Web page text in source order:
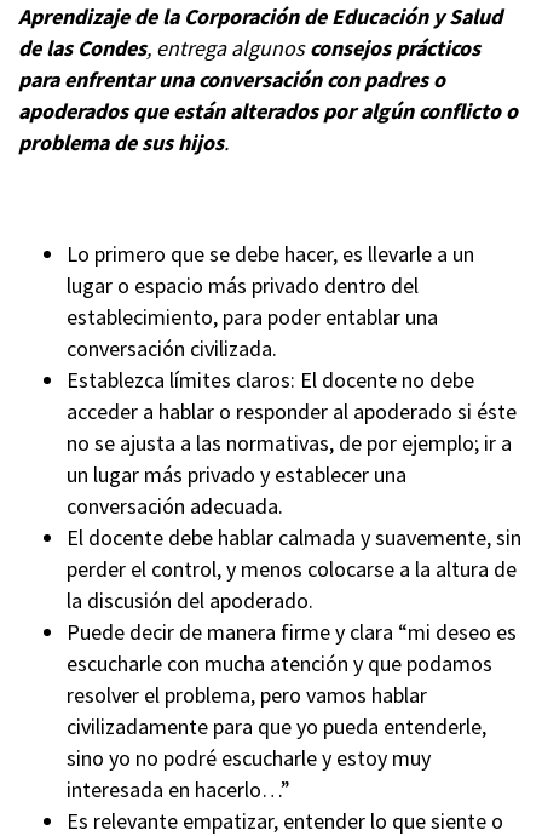
Aprendizaje de la Corporación de Educación y Salud
de las Condes, entrega algunosconsejos prácticos
para enfrentar una conversación con padres o
apoderados que están alterados por algún conflicto o
problema de sus hijos.
Lo primero que se debe hacer, es llevarle a un
lugar o espacio más privado dentro del
establecimiento, para poder entablar una
conversación civilizada.
Establezca límites claros: El docente no debe
acceder a hablar o responder al apoderado si éste
no se ajusta a las normativas, de por ejemplo; ir a
un lugar más privado y establecer una
conversación adecuada.
El docente debe hablar calmada y suavemente, sin
perder el control, y menos colocarse a la altura de
la discusión del apoderado.
Puede decir de manera firme y clara “mi deseo es
escucharle con mucha atención y que podamos
resolver el problema, pero vamos hablar
civilizadamente para que yo pueda entenderle,
sino yo no podré escucharle y estoy muy
interesada en hacerlo…”
Es relevante empatizar, entender lo que siente o